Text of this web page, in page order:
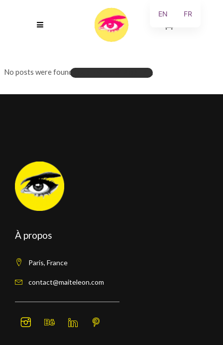
No posts were found.LOADING NEW POSTS...
À propos
Paris, France
contact@maiteleon.com
EN FR